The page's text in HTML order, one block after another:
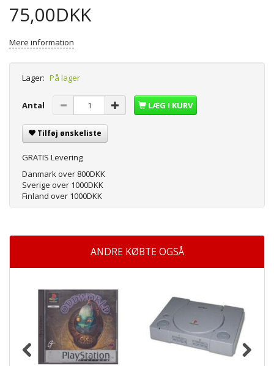
75,00DKK
Mere information
Lager: På lager
Antal LÆG I KURV
Tilføj ønskeliste
GRATIS Levering
Danmark over 800DKK
Sverige over 1000DKK
Finland over 1000DKK
ANDRE KØBTE OGSÅ